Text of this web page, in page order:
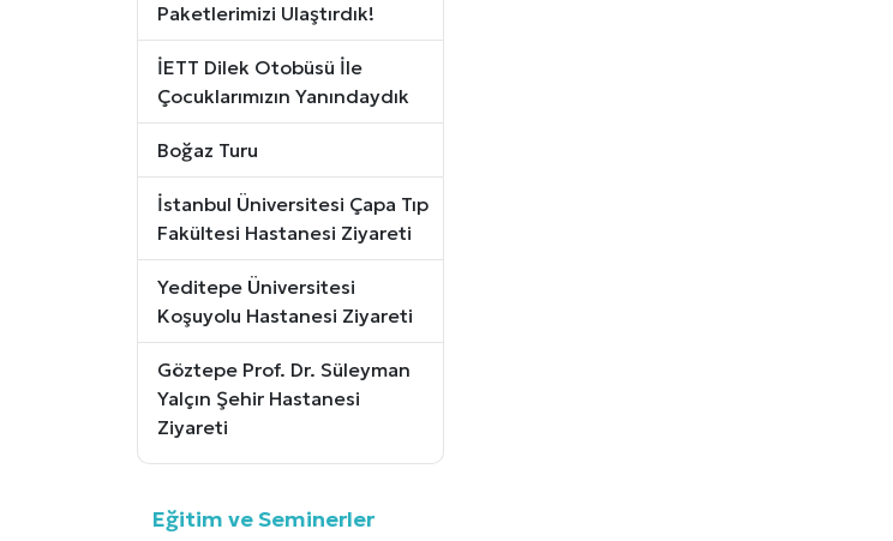
Paketlerimizi Ulaştırdık!
İETT Dilek Otobüsü İle
Çocuklarımızın Yanındaydık
Boğaz Turu
İstanbul Üniversitesi Çapa Tıp
Fakültesi Hastanesi Ziyareti
Yeditepe Üniversitesi
Koşuyolu Hastanesi Ziyareti
Göztepe Prof. Dr. Süleyman
Yalçın Şehir Hastanesi
Ziyareti
Eğitim ve Seminerler